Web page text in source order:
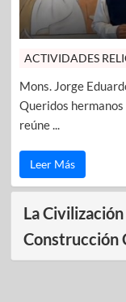
ACTIVIDADES
Mons. Jorge
Queridos
reúne ...
Leer Más
La
Construcción